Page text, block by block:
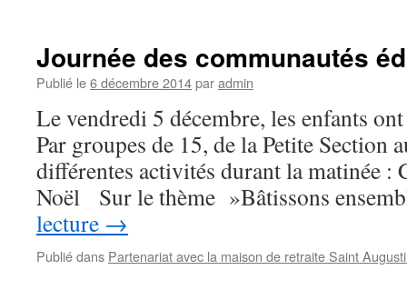
Journée des communautés
Publié le6 décembre 2014paradmin
Le vendredi 5 décembre, les enfants
Par groupes de 15, de la Petite Section
différentes activités durant la matinée :
Noël Sur le thème »Bâtissons
lecture →
Publié dans Partenariat avec la maison de retraite Saint